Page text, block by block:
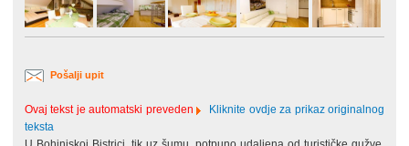
Pošalji upit
Ovaj tekst je automatski preveden
Kliknite ovdje za prikaz originalnog
teksta